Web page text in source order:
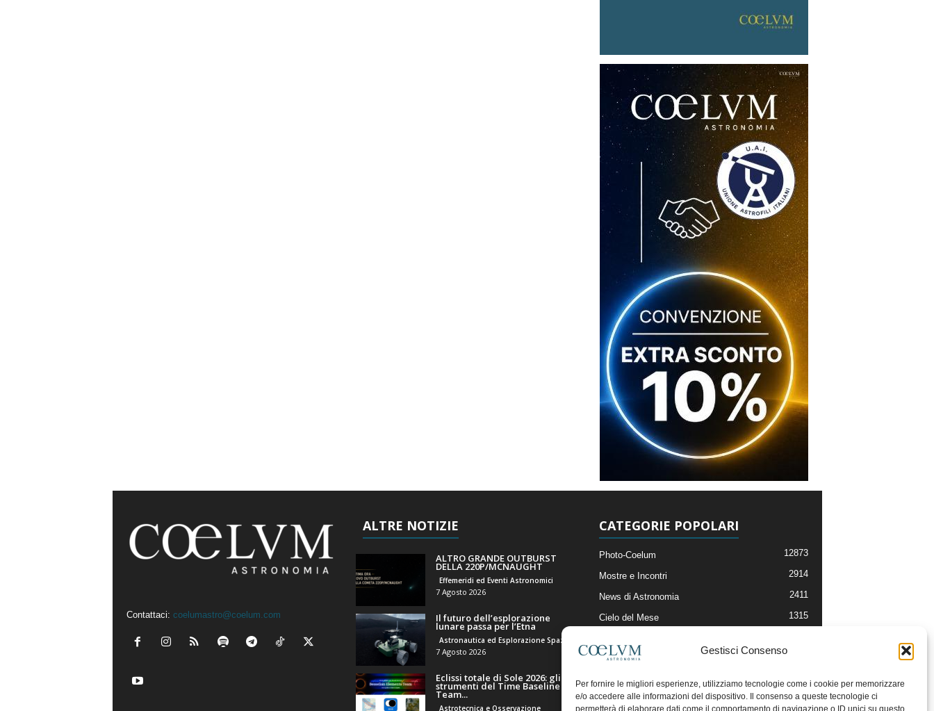
Gestisci Consenso
Per fornire le migliori esperienze, utilizziamo tecnologie come i cookie per memorizzare
e/o accedere alle informazioni del dispositivo. Il consenso a queste tecnologie ci
permetterà di elaborare dati come il comportamento di navigazione o ID unici su questo
Contattaci: coelumastro@coelum.com
ALTRE NOTIZIE
ALTRO GRANDE OUTBURST
DELLA 220P/MCNAUGHT
Effemeridi ed Eventi Astronomici
7 Agosto 2026
Il futuro dell’esplorazione
lunare passa per l’Etna
7 Agosto 2026
Eclissi totale di Sole 2026: gli
strumenti del Time Baseline
Team...
Astrotecnica e Osservazione
CATEGORIE POPOLARI
Photo-Coelum 12873
Mostre e Incontri 2914
News di Astronomia 2411
Cielo del Mese 1315
Articoli e Risorse On-Line
Il Blog della Redazione